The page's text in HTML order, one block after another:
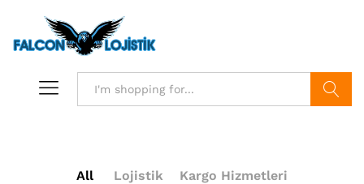
All Lojistik
Kargo Hizmetleri